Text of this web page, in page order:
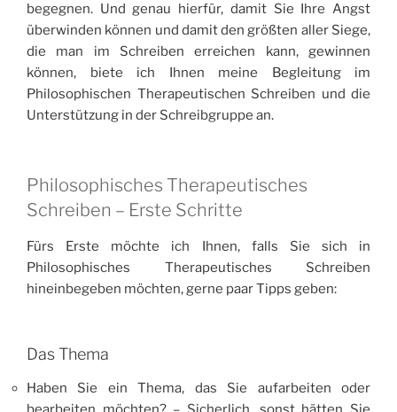
begegnen. Und genau hierfür, damit Sie Ihre Angst
überwinden können und damit den größten aller Siege,
die man im Schreiben erreichen kann, gewinnen
können, biete ich Ihnen meine Begleitung im
Philosophischen Therapeutischen Schreiben und die
Unterstützung in der Schreibgruppe an.
Philosophisches Therapeutisches
Schreiben – Erste Schritte
Fürs Erste möchte ich Ihnen, falls Sie sich in
Philosophisches Therapeutisches Schreiben
hineinbegeben möchten, gerne paar Tipps geben:
Das Thema
Haben Sie ein Thema, das Sie aufarbeiten oder